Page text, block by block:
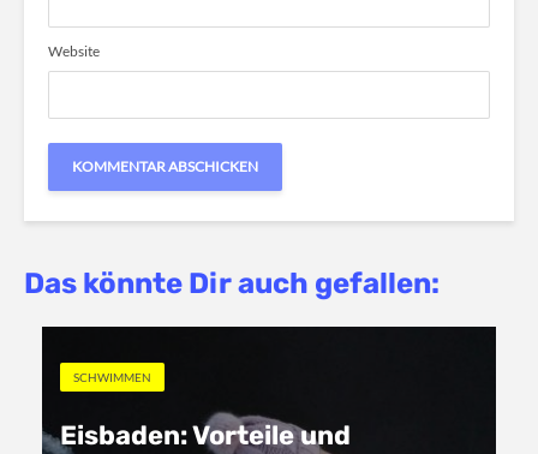
Website
Das könnte Dir auch gefallen:
SCHWIMMEN
Eisbaden: Vorteile und